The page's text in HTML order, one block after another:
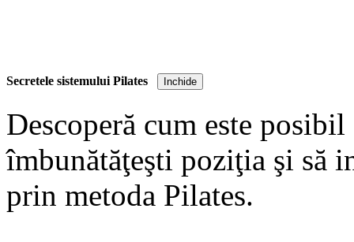
Pilates este un sistem de
este folosit de mult timp
persoane aflate la lumina
corecta ţinuta, pentru
sistemului Pilates îţi arată
Secretele sistemului Pilates Inchide
Descoperă cum este
îmbunătăţeşti poziţia şi să
prin metoda Pilates.